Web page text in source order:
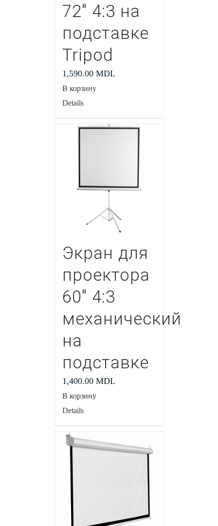
72″ 4:3 на
подставке
Tripod
1,590.00 MDL
В корзину
Details
Экран для
проектора
60″ 4:3
механический
на
подставке
1,400.00 MDL
В корзину
Details